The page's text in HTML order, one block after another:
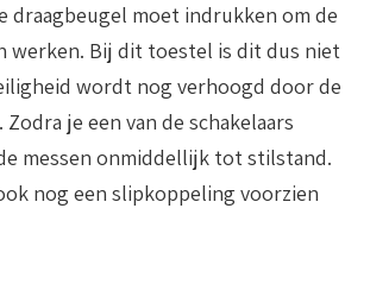
draagbeugel moet indrukken om de
werken. Bij dit toestel is dit dus niet
wordt nog verhoogd door de
je een van de schakelaars
messen onmiddellijk tot stilstand.
nog een slipkoppeling voorzien